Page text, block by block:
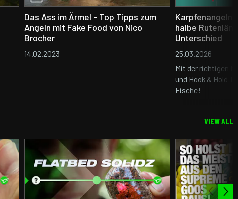
Das Ass im Ärmel - Top Tipps zum
Angeln mit Fake Food von Nico
Brocher
14.02.2023
Karpfenangeln
halbe
Unterschied
25.03.2026
Mit der richtigen
und Hook & Hold
Fische!
VIEW ALL